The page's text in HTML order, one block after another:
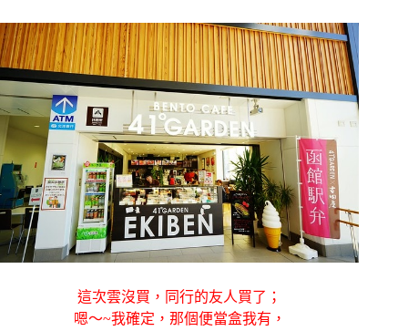
這次雲沒買，同行的友人買了；
嗯～~我確定，那個便當盒我有，